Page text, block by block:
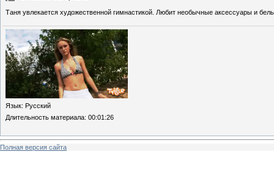
Таня увлекается художественной гимнастикой. Любит необычные аксессуары и
Язык: Русский
Длительность материала: 00:01:26
Полная версия сайта